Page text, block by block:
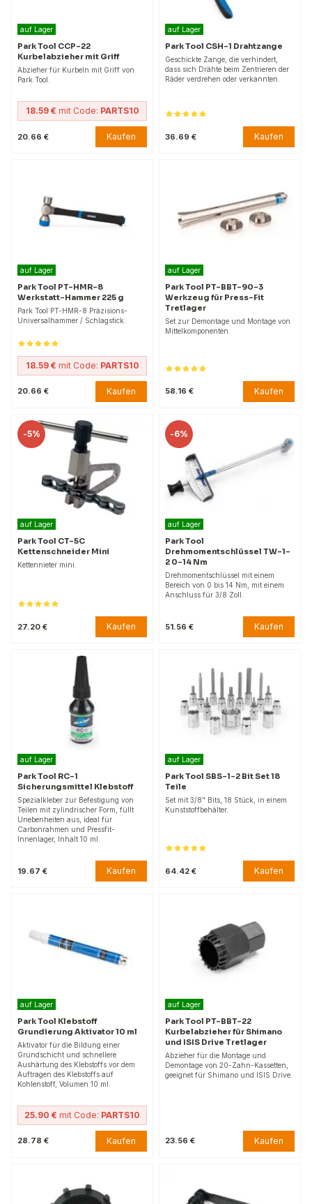
auf Lager
Park Tool CCP-22
Kurbelabzieher mit Griff
Abzieher für Kurbeln mit Griff von
Park Tool.
18.59 € mit Code: PARTS10
20.66 € Kaufen
auf Lager
Park Tool CSH-1 Drahtzange
Geschickte Zange, die verhindert,
dass sich Drähte beim Zentrieren der
Räder verdrehen oder verkannten.
36.69 € Kaufen
auf Lager
Park Tool PT-HMR-8
Werkstatt-Hammer 225 g
Park Tool PT-HMR-8 Präzisions-
Universalhammer / Schlagstick.
18.59 € mit Code: PARTS10
20.66 € Kaufen
auf Lager
Park Tool PT-BBT-90-3
Werkzeug für Press-Fit
Tretlager
Set zur Demontage und Montage von
Mittelkomponenten.
58.16 € Kaufen
-5%
auf Lager
Park Tool CT-5C
Kettenschneider Mini
Kettennieter mini.
27.20 € Kaufen
-6%
auf Lager
Park Tool
Drehmomentschlüssel TW-1-
2 0-14 Nm
Drehmomentschlüssel mit einem
Bereich von 0 bis 14 Nm, mit einem
Anschluss für 3/8 Zoll.
51.56 € Kaufen
auf Lager
Park Tool RC-1
Sicherungsmittel Klebstoff
Spezialkleber zur Befestigung von
Teilen mit zylindrischer Form, füllt
Unebenheiten aus, ideal für
Carbonrahmen und Pressfit-
Innenlager, Inhalt 10 ml.
19.67 € Kaufen
auf Lager
Park Tool SBS-1-2 Bit Set 18
Teile
Set mit 3/8" Bits, 18 Stück, in einem
Kunststoffbehälter.
64.42 € Kaufen
auf Lager
Park Tool Klebstoff
Grundierung Aktivator 10 ml
Aktivator für die Bildung einer
Grundschicht und schnellere
Aushärtung des Klebstoffs vor dem
Auftragen des Klebstoffs auf
Kohlenstoff, Volumen 10 ml.
25.90 € mit Code: PARTS10
28.78 € Kaufen
auf Lager
Park Tool PT-BBT-22
Kurbelabzieher für Shimano
und ISIS Drive Tretlager
Abzieher für die Montage und
Demontage von 20-Zahn-Kassetten,
geeignet für Shimano und ISIS Drive.
23.56 € Kaufen